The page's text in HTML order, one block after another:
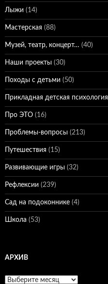
Лыжи (14)
Мастерская (88)
Музей, театр, концерт… (40)
Наши проекты (30)
Походы с детьми (50)
Прикладная детская психология
Про ЭТО (16)
Проблемы-вопросы (213)
Путешествия (15)
Развивающие игры (32)
Рефлексии (239)
Сад на подоконнике (4)
Школа (53)
АРХИВ
Архив